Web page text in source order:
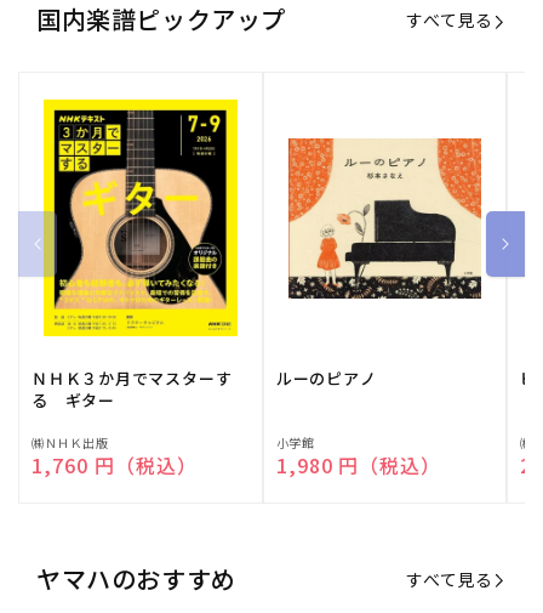
国内楽譜ピックアップ すべて見る
ＮＨＫ３か月でマスターす
る ギター
販
売
㈱ＮＨＫ出版
通常価格
1,760 円（税込）
ルーのピアノ
販
売
小学館
通常価格
1,980 円（税込）
ピ
販
売
㈱
ヤマハのおすすめ すべて見る